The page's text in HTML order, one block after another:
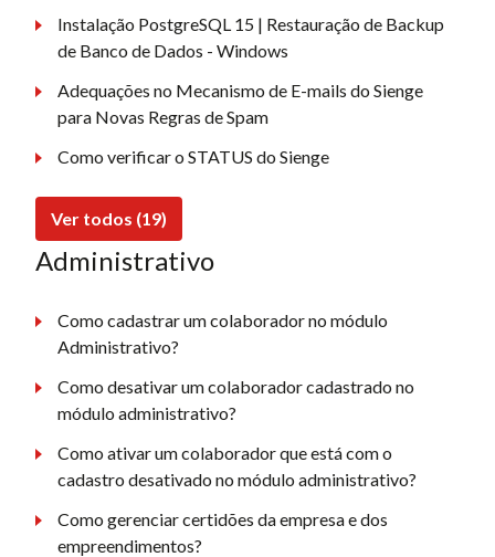
Instalação PostgreSQL 15 | Restauração de Backup
de Banco de Dados - Windows
Adequações no Mecanismo de E-mails do Sienge
para Novas Regras de Spam
Como verificar o STATUS do Sienge
Ver todos (19)
Administrativo
Como cadastrar um colaborador no módulo
Administrativo?
Como desativar um colaborador cadastrado no
módulo administrativo?
Como ativar um colaborador que está com o
cadastro desativado no módulo administrativo?
Como gerenciar certidões da empresa e dos
empreendimentos?